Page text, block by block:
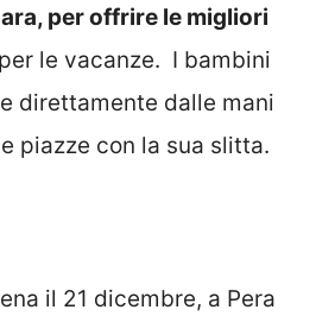
per offrire le migliori
le vacanze. I bambini
direttamente dalle mani
piazze con la sua slitta.
il 21 dicembre, a Pera